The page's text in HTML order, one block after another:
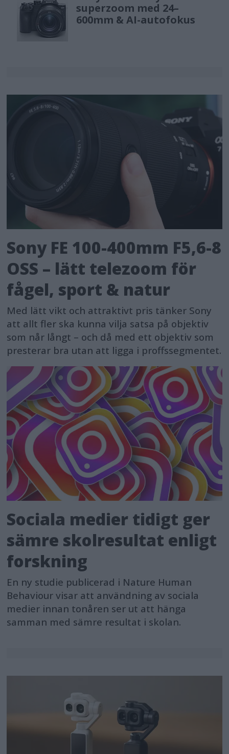
superzoom med 24–
600mm & AI-autofokus
Sony FE 100-400mm F5,6-8
OSS – lätt telezoom för
fågel, sport & natur
Med lätt vikt och attraktivt pris tänker Sony
att allt fler ska kunna vilja satsa på objektiv
som når långt – och då med ett objektiv som
presterar bra utan att ligga i proffssegmentet.
Sociala medier tidigt ger
sämre skolresultat enligt
forskning
En ny studie publicerad i Nature Human
Behaviour visar att användning av sociala
medier innan tonåren ser ut att hänga
samman med sämre resultat i skolan.